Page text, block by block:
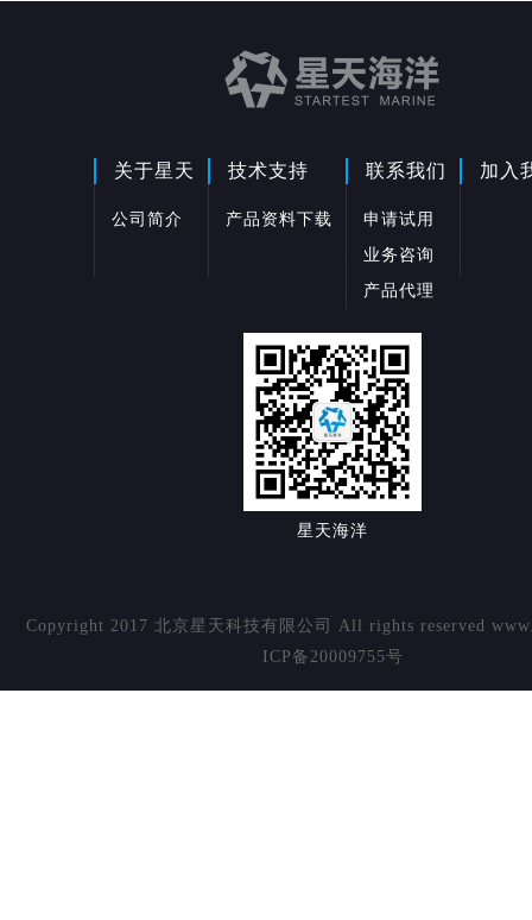
关于星天
公司简介
技术支持
产品资料下载
联系我们
申请试用
业务咨询
产品代理
加入
星天海洋
Copyright 2017 北京星天科技有限公司 All rights reserved
ICP备20009755号